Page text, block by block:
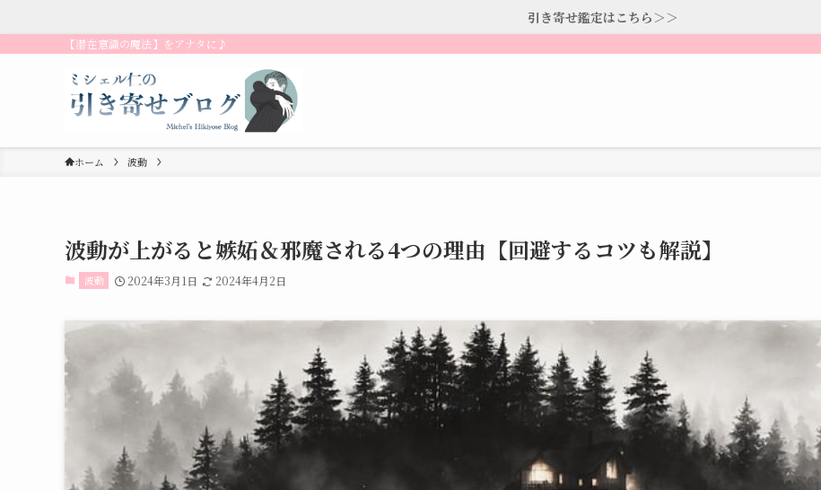
引き寄せ鑑定はこちら＞＞
【潜在意識の魔法】をアナタに♪
ホーム 波動
波動が上がると嫉妬＆邪魔される4つの理由【回避するコツも解説】
波動 2024年3月1日 2024年4月2日